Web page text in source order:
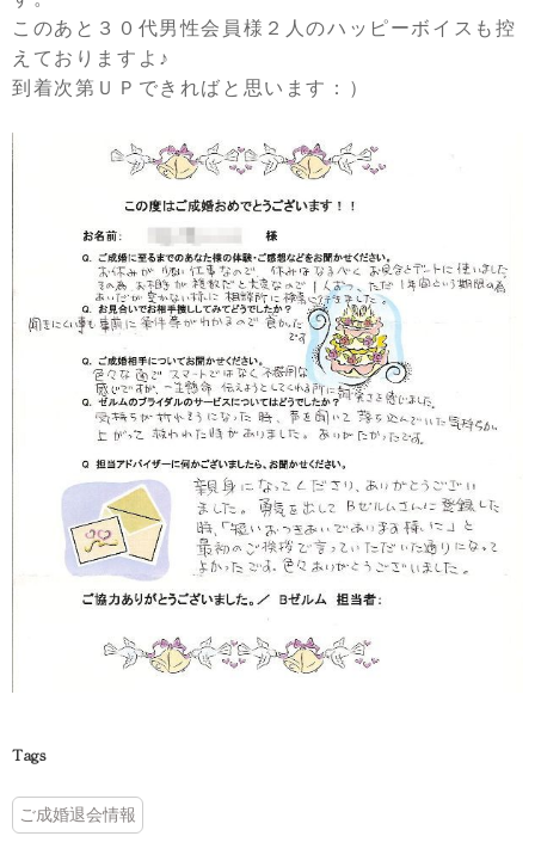
このあと３０代男性会員様２人のハッピーボイスも控
えておりますよ♪
到着次第ＵＰできればと思います：）
Tags
ご成婚退会情報